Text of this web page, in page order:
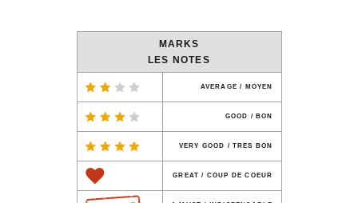
MARKS
LES NOTES
AVERAGE / MOYEN
GOOD / BON
VERY GOOD / TRES BON
GREAT / COUP DE COEUR